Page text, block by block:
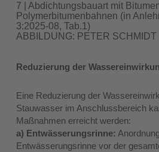
7 | Abdichtungsbauart mit
Polymerbitumenbahnen (in
3:2025-08, Tab.1)
ABBILDUNG: PETER SCHMIDT
Reduzierung der
Eine Reduzierung der
Stauwasser im Anschlussbereich
Maßnahmen erreicht werden:
a) Entwässerungsrinne:
Entwässerungsrinne vor der